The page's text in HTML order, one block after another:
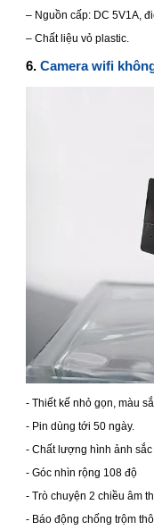
– Nguồn cấp: DC 5V1A,
– Chất liệu vỏ plastic.
6. Camera wifi
- Thiết kế nhỏ gọn, màu
- Pin dùng tới 50 ngày.
- Chất lượng hình ảnh
- Góc nhìn rộng 108 độ
- Trò chuyện 2 chiều âm
- Báo động chống trộm